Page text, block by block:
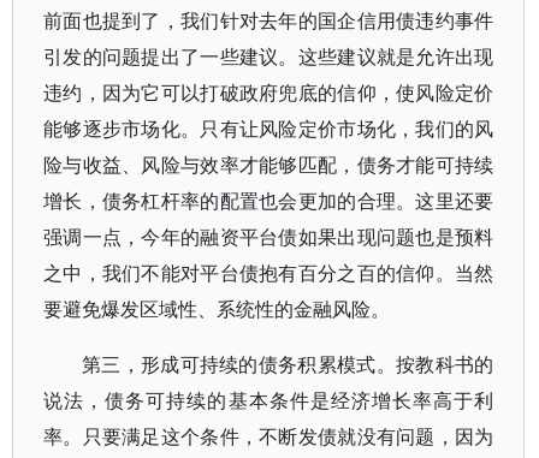
前面也提到了，我们针对去年的国企信用债违约事件
引发的问题提出了一些建议。这些建议就是允许出现
违约，因为它可以打破政府兜底的信仰，使风险定价
能够逐步市场化。只有让风险定价市场化，我们的风
险与收益、风险与效率才能够匹配，债务才能可持续
增长，债务杠杆率的配置也会更加的合理。这里还要
强调一点，今年的融资平台债如果出现问题也是预料
之中，我们不能对平台债抱有百分之百的信仰。当然
要避免爆发区域性、系统性的金融风险。
第三，形成可持续的债务积累模式。按教科书的
说法，债务可持续的基本条件是经济增长率高于利
率。只要满足这个条件，不断发债就没有问题，因为